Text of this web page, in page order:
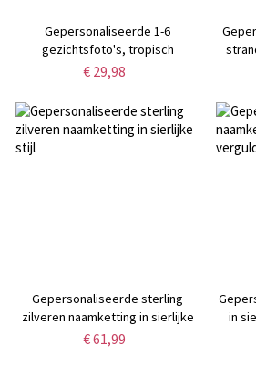
Gepersonaliseerde 1-6
gezichtsfoto's, tropisch
geblokte strandhanddoek, snel
badhanddoek,
vakantie-/strand-/zwembadfeestgunst,
cadeau voor familie/vrienden
€ 29,98
Gepersonaliseerde sterling
zilveren naamketting in sierlijke
stijl
€ 61,99
in